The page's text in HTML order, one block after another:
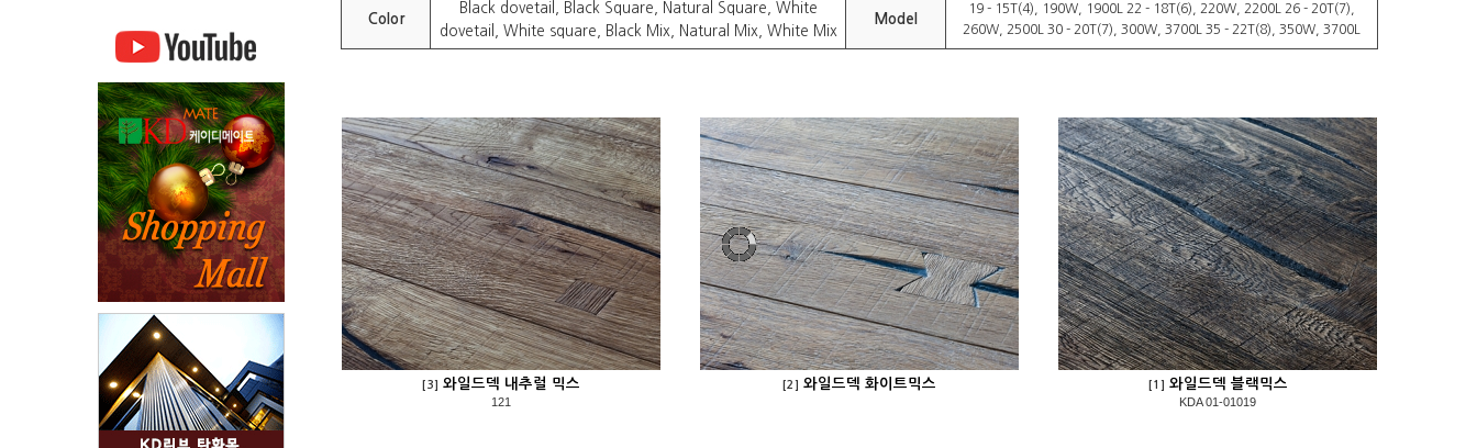
Color
Black dovetail, Black Square, Natural Square, White
dovetail, White square, Black Mix, Natural Mix, White Mix
Model
19 - 15T(4), 190W, 1900L 22 - 18T(6), 220W, 2200L 26 - 20T(7),
260W, 2500L 30 - 20T(7), 300W, 3700L 35 - 22T(8), 350W, 3700L
[3] 와일드덱 내추럴 믹스
121
[2] 와일드덱 화이트믹스 [1] 와일드덱 블랙믹스
KDA 01-01019